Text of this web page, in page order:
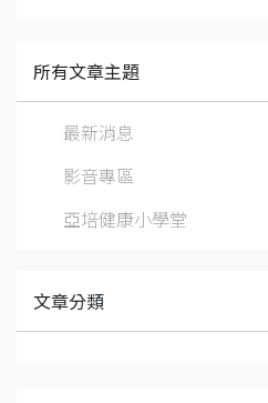
所有文章主題
最新消息
影音專區
亞培健康小學堂
文章分類